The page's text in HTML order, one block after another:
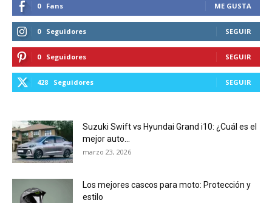
0 Fans ME GUSTA
0 Seguidores SEGUIR
0 Seguidores SEGUIR
428 Seguidores SEGUIR
Suzuki Swift vs Hyundai Grand i10: ¿Cuál es el
mejor auto...
marzo 23, 2026
Los mejores cascos para moto: Protección y
estilo